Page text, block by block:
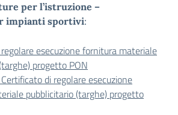
per l’istruzione –
impianti sportivi:
esecuzione fornitura materiale
progetto PON
di regolare esecuzione
pubblicitario (targhe) progetto